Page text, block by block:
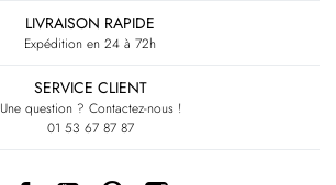
LIVRAISON RAPIDE
Expédition en 24 à 72h
SERVICE CLIENT
Une question ? Contactez-nous !
01 53 67 87 87